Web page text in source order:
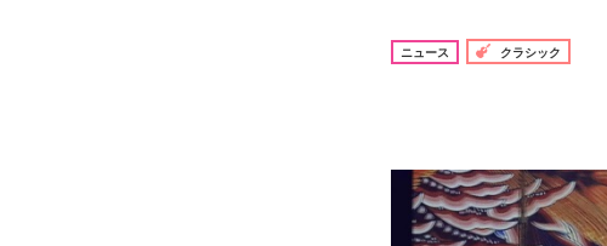
ニュース クラシック